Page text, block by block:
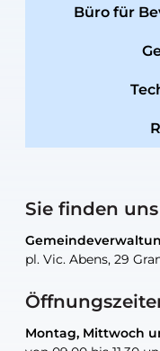
Büro für
Sie finden
pl. Vic. Abens, 29
Montag, Mittwoch
pl. Vic. Abens, 29
Montag, Mittwoch
pl. Vic. Abens, 29
nur nach
pl. Vic. Abens, 29
nur nach
30, rue Neugarten,
nur nach